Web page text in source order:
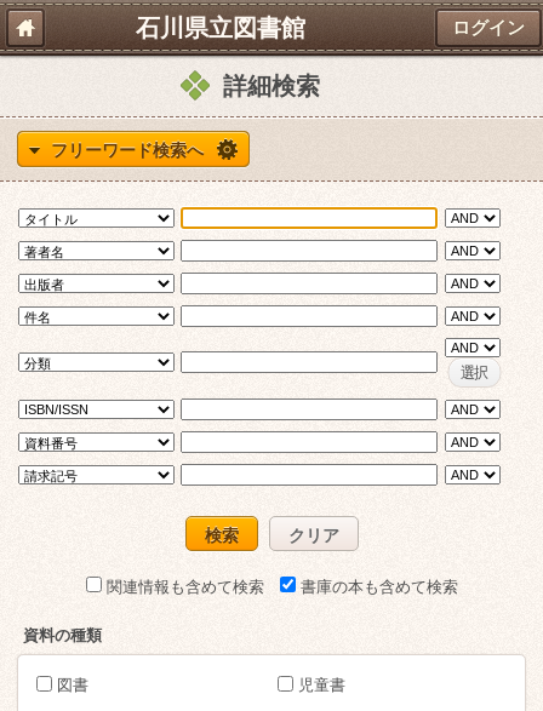
石川県立図書館 ログイン
詳細検索
フリーワード検索へ
選択
検索 クリア
関連情報も含めて検索 書庫の本も含めて検索
資料の種類
図書
児童書